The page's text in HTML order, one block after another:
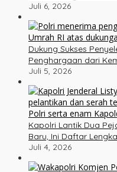
Juli 6, 2026
Dukung Sukses
Penghargaan dari
Juli 5, 2026
Kapolri Lantik Dua
Baru, Ini Daftar
Juli 4, 2026